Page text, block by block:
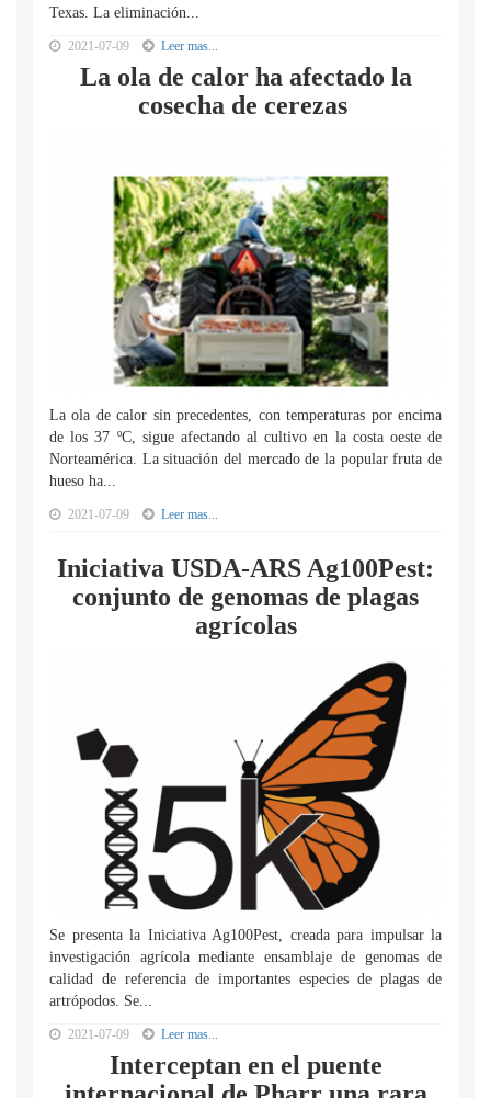
Texas. La eliminación...
2021-07-09 Leer mas...
La ola de calor ha afectado la
cosecha de cerezas
La ola de calor sin precedentes, con temperaturas por encima
de los 37 ºC, sigue afectando al cultivo en la costa oeste de
Norteamérica. La situación del mercado de la popular fruta de
hueso ha...
2021-07-09 Leer mas...
Iniciativa USDA-ARS Ag100Pest:
conjunto de genomas de plagas
agrícolas
Se presenta la Iniciativa Ag100Pest, creada para impulsar la
investigación agrícola mediante ensamblaje de genomas de
calidad de referencia de importantes especies de plagas de
artrópodos. Se...
2021-07-09 Leer mas...
Interceptan en el puente